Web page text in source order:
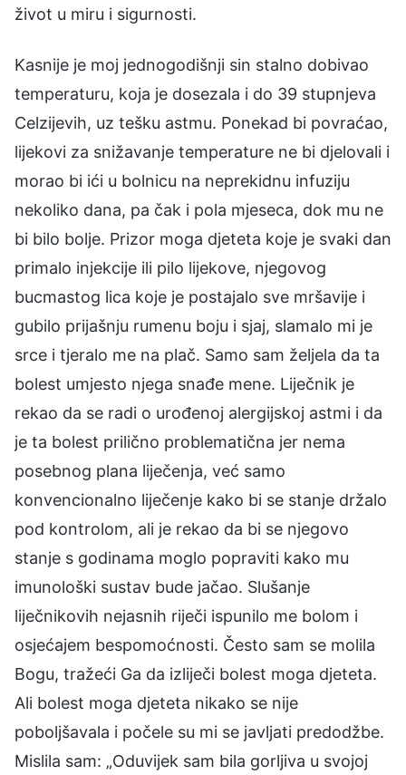
život u miru i sigurnosti.
Kasnije je moj jednogodišnji sin stalno dobivao
temperaturu, koja je dosezala i do 39 stupnjeva
Celzijevih, uz tešku astmu. Ponekad bi povraćao,
lijekovi za snižavanje temperature ne bi djelovali i
morao bi ići u bolnicu na neprekidnu infuziju
nekoliko dana, pa čak i pola mjeseca, dok mu ne
bi bilo bolje. Prizor moga djeteta koje je svaki dan
primalo injekcije ili pilo lijekove, njegovog
bucmastog lica koje je postajalo sve mršavije i
gubilo prijašnju rumenu boju i sjaj, slamalo mi je
srce i tjeralo me na plač. Samo sam željela da ta
bolest umjesto njega snađe mene. Liječnik je
rekao da se radi o urođenoj alergijskoj astmi i da
je ta bolest prilično problematična jer nema
posebnog plana liječenja, već samo
konvencionalno liječenje kako bi se stanje držalo
pod kontrolom, ali je rekao da bi se njegovo
stanje s godinama moglo popraviti kako mu
imunološki sustav bude jačao. Slušanje
liječnikovih nejasnih riječi ispunilo me bolom i
osjećajem bespomoćnosti. Često sam se molila
Bogu, tražeći Ga da izliječi bolest moga djeteta.
Ali bolest moga djeteta nikako se nije
poboljšavala i počele su mi se javljati predodžbe.
Mislila sam: „Oduvijek sam bila gorljiva u svojoj